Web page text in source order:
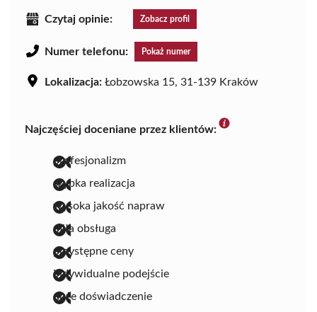
Czytaj opinie: Zobacz profil
Numer telefonu: Pokaż numer
Lokalizacja: Łobzowska 15, 31-139 Kraków
Najczęściej doceniane przez klientów:
profesjonalizm
szybka realizacja
wysoka jakość napraw
miła obsługa
przystępne ceny
indywidualne podejście
duże doświadczenie